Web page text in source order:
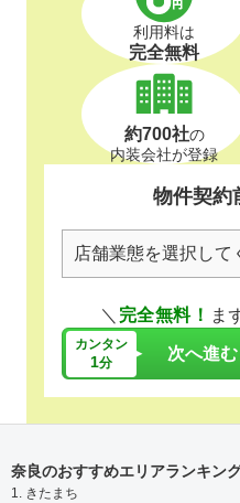
利用料は
完全無料
約700社の
内装会社が登録
物件契約
＼ 完全無料！ ま
カンタン
1分 次へ進む
奈良のおすすめエリアランキン
1. きたまち